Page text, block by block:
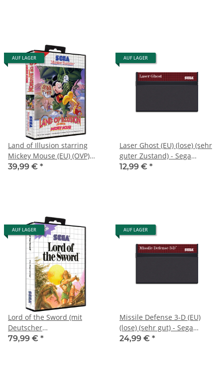
AUF LAGER
Land of Illusion starring
Mickey Mouse (EU) (OVP)
(neuwertiger
39,99 € *
AUF LAGER
Laser Ghost (EU) (lose) (sehr
guter Zustand) - Sega
Master System
12,99 € *
AUF LAGER
Lord of the Sword (mit
Deutscher
Bedienungsanleitung) (EU)
79,99 € *
AUF LAGER
Missile Defense 3-D (EU)
(lose) (sehr gut) - Sega
Master System
24,99 € *